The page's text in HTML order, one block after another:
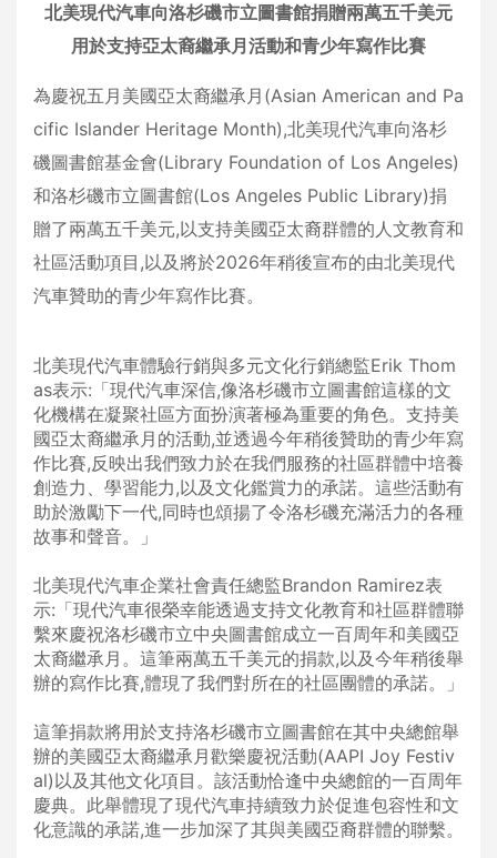
北美現代汽車向洛杉磯市立圖書館捐贈兩萬五千美元
用於支持亞太裔繼承月活動和青少年寫作比賽
為慶祝五月美國亞太裔繼承月(Asian American and Pa
cific Islander Heritage Month),北美現代汽車向洛杉
磯圖書館基金會(Library Foundation of Los Angeles)
和洛杉磯市立圖書館(Los Angeles Public Library)捐
贈了兩萬五千美元,以支持美國亞太裔群體的人文教育和
社區活動項目,以及將於2026年稍後宣布的由北美現代
汽車贊助的青少年寫作比賽。
北美現代汽車體驗行銷與多元文化行銷總監Erik Thom
as表示:「現代汽車深信,像洛杉磯市立圖書館這樣的文
化機構在凝聚社區方面扮演著極為重要的角色。支持美
國亞太裔繼承月的活動,並透過今年稍後贊助的青少年寫
作比賽,反映出我們致力於在我們服務的社區群體中培養
創造力、學習能力,以及文化鑑賞力的承諾。這些活動有
助於激勵下一代,同時也頌揚了令洛杉磯充滿活力的各種
故事和聲音。」
北美現代汽車企業社會責任總監Brandon Ramirez表
示:「現代汽車很榮幸能透過支持文化教育和社區群體聯
繫來慶祝洛杉磯市立中央圖書館成立一百周年和美國亞
太裔繼承月。這筆兩萬五千美元的捐款,以及今年稍後舉
辦的寫作比賽,體現了我們對所在的社區團體的承諾。」
這筆捐款將用於支持洛杉磯市立圖書館在其中央總館舉
辦的美國亞太裔繼承月歡樂慶祝活動(AAPI Joy Festiv
al)以及其他文化項目。該活動恰逢中央總館的一百周年
慶典。此舉體現了現代汽車持續致力於促進包容性和文
化意識的承諾,進一步加深了其與美國亞裔群體的聯繫。